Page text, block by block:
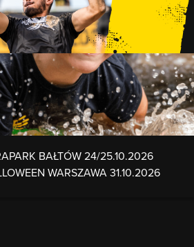
ZALEW ZEMBORZYCKI
ARENA GDAŃSK/SOPOT
DEMO WARSZAWA 24/26.09.2026
KOPALNIA ROLANTOWICE
TWIERDZA MODLIN
BAŁTÓW 24/25.10.2026
WARSZAWA 31.10.2026